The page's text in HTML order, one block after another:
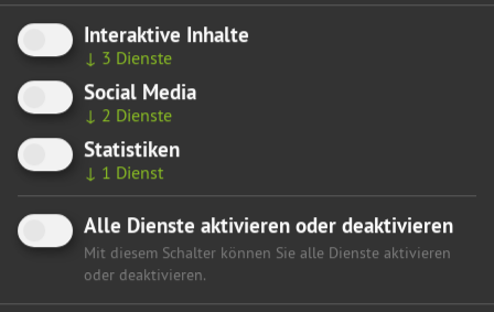
Sachsen-Anhalt“
Interaktive Inhalte
↓ 3 Dienste
Social Media
↓ 2 Dienste
Statistiken
↓ 1 Dienst
Alle Dienste aktivieren oder deaktivieren
Mit diesem Schalter können Sie alle Dienste aktivieren
oder deaktivieren.